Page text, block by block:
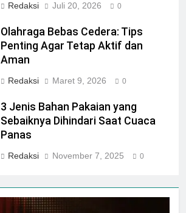
Redaksi Juli 20, 2026 0
Olahraga Bebas Cedera: Tips
Penting Agar Tetap Aktif dan
Aman
Redaksi Maret 9, 2026 0
3 Jenis Bahan Pakaian yang
Sebaiknya Dihindari Saat Cuaca
Panas
Redaksi November 7, 2025 0